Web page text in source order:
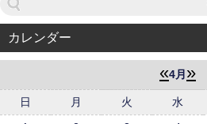
カレンダー
«4月 »
日 月 火 水